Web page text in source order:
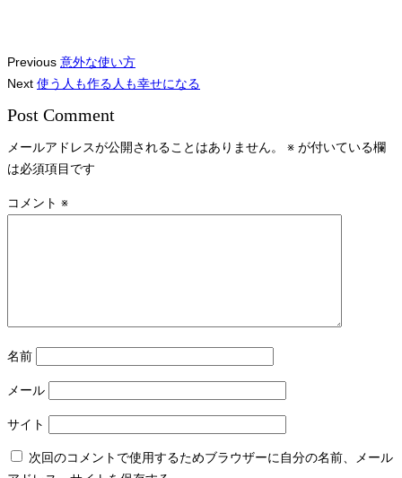
Previous 意外な使い方
Next 使う人も作る人も幸せになる
Post Comment
メールアドレスが公開されることはありません。 ※ が付いている欄
は必須項目です
コメント ※
名前
メール
サイト
次回のコメントで使用するためブラウザーに自分の名前、メール